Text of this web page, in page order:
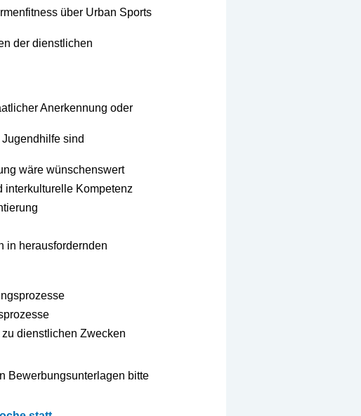
über Urban Sports
der dienstlichen
Anerkennung oder
sind
wäre wünschenswert
interkulturelle Kompetenz
in herausfordernden
dienstlichen Zwecken
Bewerbungsunterlagen bitte